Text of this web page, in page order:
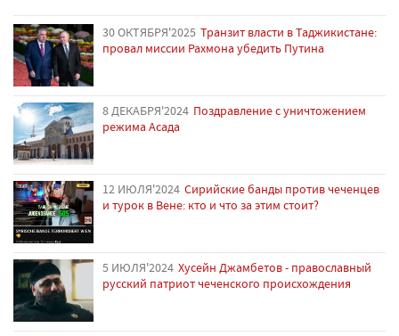
30 ОКТЯБРЯ'2025 Транзит власти в Таджикистане:
провал миссии Рахмона убедить Путина
8 ДЕКАБРЯ'2024 Поздравление с уничтожением
режима Асада
12 ИЮЛЯ'2024 Сирийские банды против чеченцев
и турок в Вене: кто и что за этим стоит?
5 ИЮЛЯ'2024 Хусейн Джамбетов - православный
русский патриот чеченского происхождения